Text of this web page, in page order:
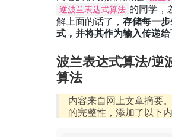
逆波兰表达式算法 的同学，
解上面的话了， 存储每一
式，并将其作为输入传递
波兰表达式算法/逆
算法
内容来自网上文章摘要
的完整性，添加了以下内